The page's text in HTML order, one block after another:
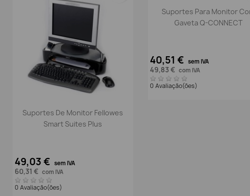
Vista rápida
Suportes De Monitor Fellowes
Smart Suites Plus
49,03 € sem IVA
60,31 € com IVA
0 Avaliação(ões)
Vista rápida
Suportes Para Monitor
Gaveta Q-CONNECT
40,51 € sem IVA
49,83 € com IVA
0 Avaliação(ões)